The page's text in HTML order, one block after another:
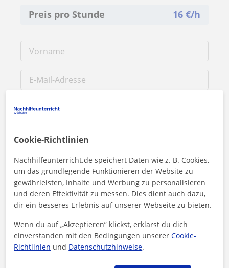
Preis pro Stunde 16€/h
Durch Klicken auf eine der beiden Schaltflächen stimmen Sie
unserem
Impressum und unserer Datenschutzerklärung zu
Nachricht senden
Cookie-Richtlinien
Nachhilfeunterricht.de speichert Daten wie z. B. Cookies,
um das grundlegende Funktionieren der Website zu
gewährleisten, Inhalte und Werbung zu personalisieren
und deren Effektivität zu messen. Dies dient auch dazu,
dir ein besseres Erlebnis auf unserer Webseite zu bieten.
Wenn du auf „Akzeptieren” klickst, erklärst du dich
einverstanden mit den Bedingungen unsererCookie-
Richtlinien und Datenschutzhinweise.